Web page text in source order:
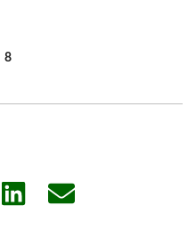
8
Share
Share